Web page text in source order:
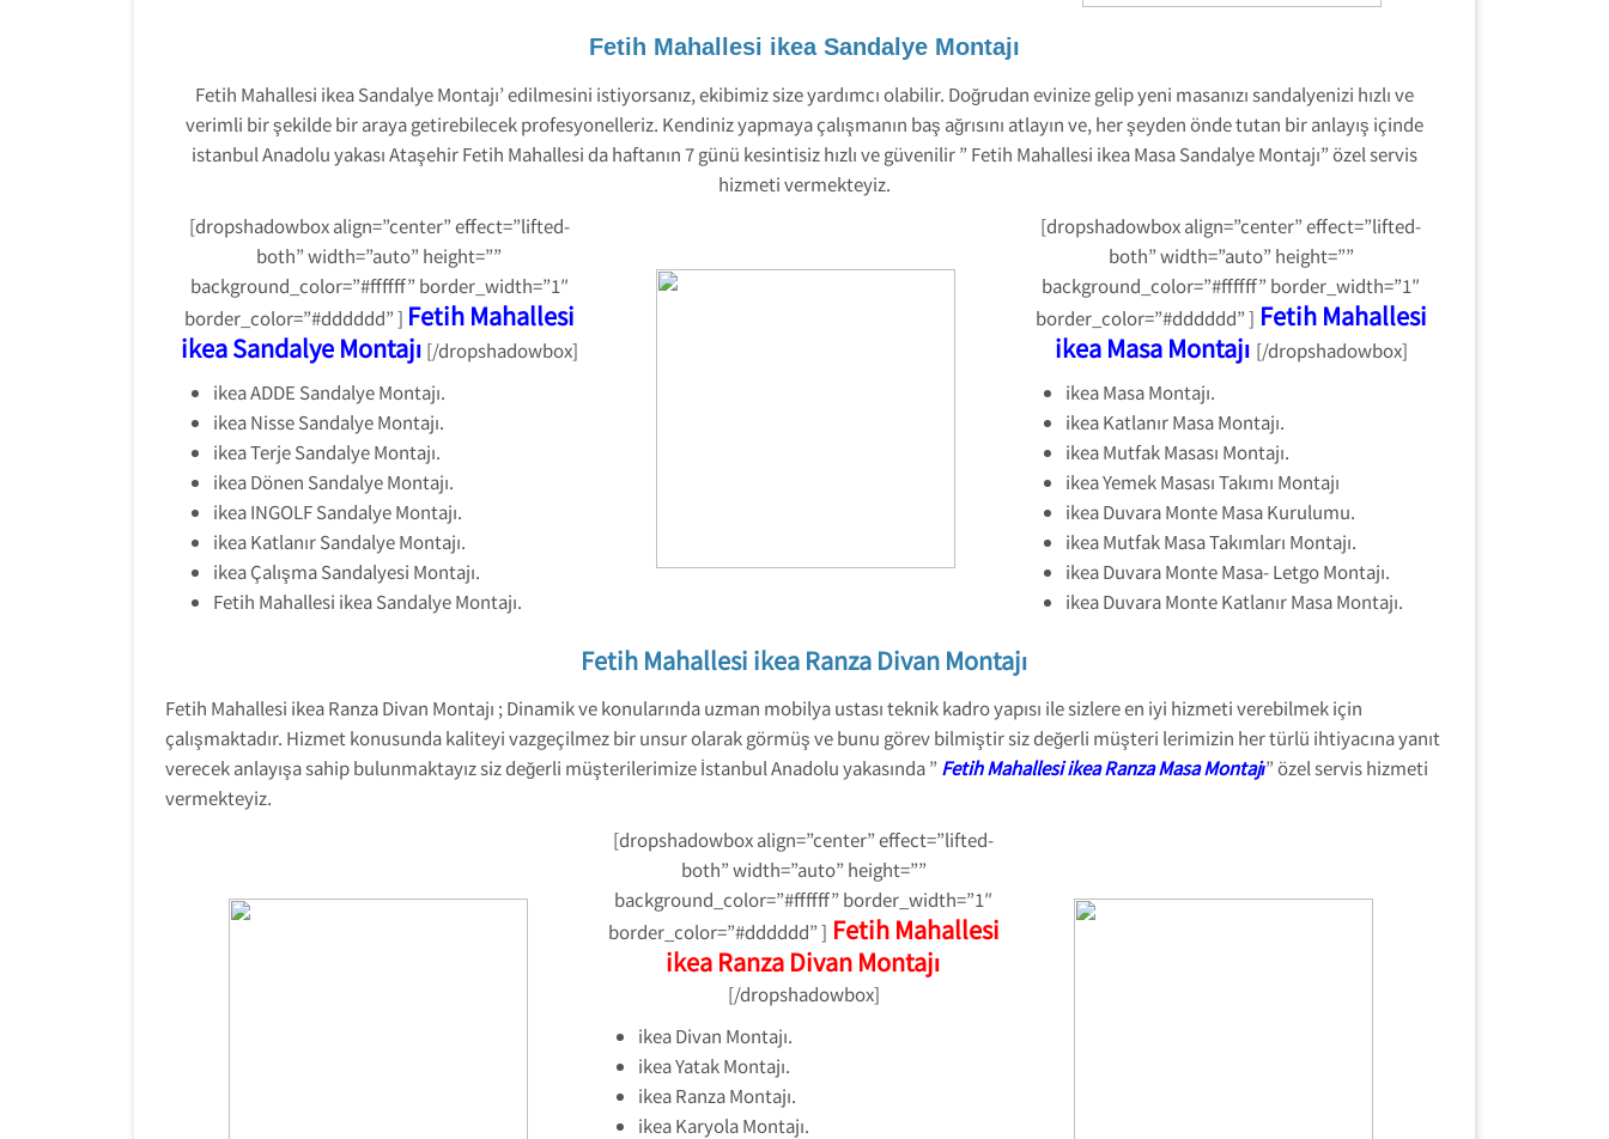
Fetih Mahallesi ikea Sandalye Montajı
Fetih Mahallesi ikea Sandalye Montajı’ edilmesini istiyorsanız, ekibimiz size yardımcı olabilir. Doğrudan evinize gelip yeni masanızı sandalyenizi hızlı ve
verimli bir şekilde bir araya getirebilecek profesyonelleriz. Kendiniz yapmaya çalışmanın baş ağrısını atlayın ve, her şeyden önde tutan bir anlayış içinde
istanbul Anadolu yakası Ataşehir Fetih Mahallesi da haftanın 7 günü kesintisiz hızlı ve güvenilir ” Fetih Mahallesi ikea Masa Sandalye Montajı” özel servis
hizmeti vermekteyiz.
[dropshadowbox align=”center” effect=”lifted-
both” width=”auto” height=””
background_color=”#ffffff” border_width=”1″
border_color=”#dddddd” ] Fetih Mahallesi
ikea Sandalye Montajı [/dropshadowbox]
ikea ADDE Sandalye Montajı.
ikea Nisse Sandalye Montajı.
ikea Terje Sandalye Montajı.
ikea Dönen Sandalye Montajı.
ikea INGOLF Sandalye Montajı.
ikea Katlanır Sandalye Montajı.
ikea Çalışma Sandalyesi Montajı.
Fetih Mahallesi ikea Sandalye Montajı.
[dropshadowbox align=”center” effect=”lifted-
both” width=”auto” height=””
background_color=”#ffffff” border_width=”1″
border_color=”#dddddd” ] Fetih Mahallesi
ikea Masa Montajı [/dropshadowbox]
ikea Masa Montajı.
ikea Katlanır Masa Montajı.
ikea Mutfak Masası Montajı.
ikea Yemek Masası Takımı Montajı
ikea Duvara Monte Masa Kurulumu.
ikea Mutfak Masa Takımları Montajı.
ikea Duvara Monte Masa- Letgo Montajı.
ikea Duvara Monte Katlanır Masa Montajı.
Fetih Mahallesi ikea Ranza Divan Montajı
Fetih Mahallesi ikea Ranza Divan Montajı ; Dinamik ve konularında uzman mobilya ustası teknik kadro yapısı ile sizlere en iyi hizmeti verebilmek için
çalışmaktadır. Hizmet konusunda kaliteyi vazgeçilmez bir unsur olarak görmüş ve bunu görev bilmiştir siz değerli müşteri lerimizin her türlü ihtiyacına yanıt
verecek anlayışa sahip bulunmaktayız siz değerli müşterilerimize İstanbul Anadolu yakasında ” Fetih Mahallesi ikea Ranza Masa Montajı” özel servis hizmeti
vermekteyiz.
[dropshadowbox align=”center” effect=”lifted-
both” width=”auto” height=””
background_color=”#ffffff” border_width=”1″
border_color=”#dddddd” ] Fetih Mahallesi
ikea Ranza Divan Montajı
[/dropshadowbox]
ikea Divan Montajı.
ikea Yatak Montajı.
ikea Ranza Montajı.
ikea Karyola Montajı.